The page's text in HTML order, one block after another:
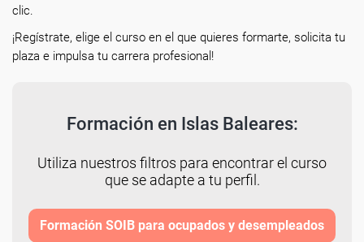
clic.
¡Regístrate, elige el curso en el que quieres formarte, solicita tu
plaza e impulsa tu carrera profesional!
Formación en Islas Baleares:
Utiliza nuestros filtros para encontrar el curso
que se adapte a tu perfil.
Formación SOIB para ocupados y desempleados